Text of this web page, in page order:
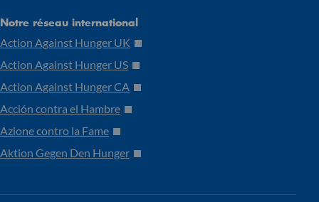
Notre réseau international
Action Against Hunger UK
Action Against Hunger US
Action Against Hunger CA
Acción contra el Hambre
Azione contro la Fame
Aktion Gegen Den Hunger